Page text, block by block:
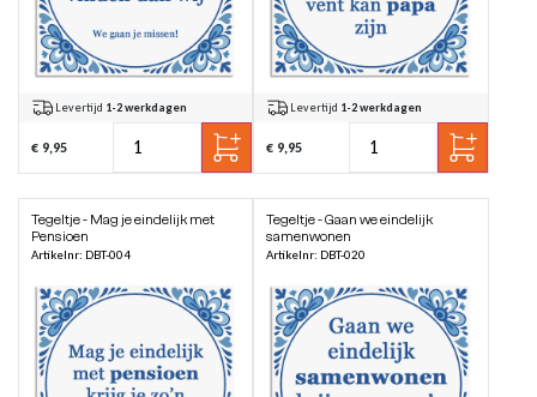
Levertijd 1-2 werkdagen
€ 9,95
Levertijd 1-2 werkdagen
€ 9,95
Tegeltje - Mag je eindelijk met
Pensioen
Artikelnr: DBT-004
Tegeltje - Gaan we eindelijk
samenwonen
Artikelnr: DBT-020